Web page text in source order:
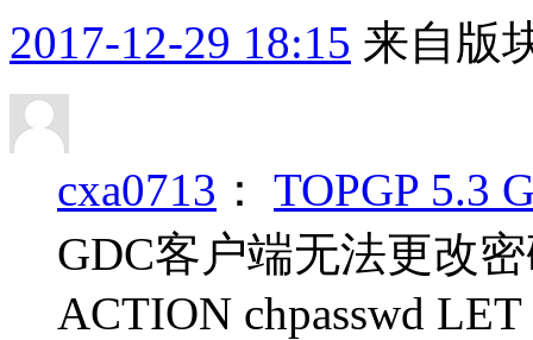
2017-12-29 18:15 来自版
cxa0713 ： TOPGP 5.3
GDC客户端无法更改
ACTION chpasswd